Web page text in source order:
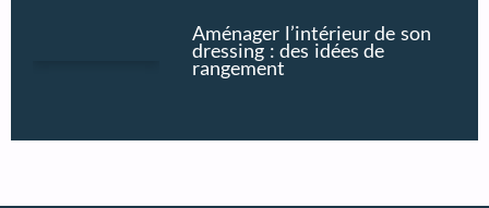
Aménager l’intérieur de son
dressing : des idées de
rangement